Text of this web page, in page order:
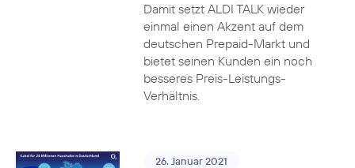
Damit setzt ALDI TALK wieder
einmal einen Akzent auf dem
deutschen Prepaid-Markt und
bietet seinen Kunden ein noch
besseres Preis-Leistungs-
Verhältnis.
26. Januar 2021